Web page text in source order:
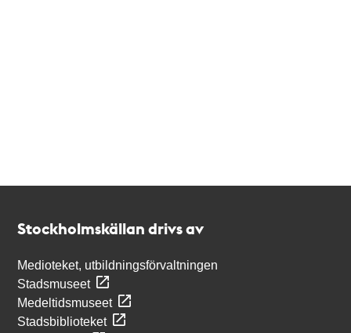
Stockholmskällan drivs av
Medioteket, utbildningsförvaltningen
Stadsmuseet
Medeltidsmuseet
Stadsbiblioteket